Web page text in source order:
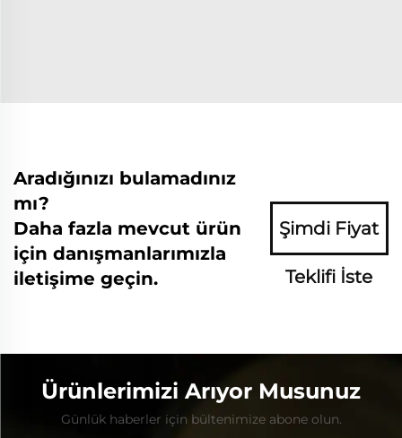
Aradığınızı bulamadınız
mı?
Daha fazla mevcut ürün
için danışmanlarımızla
iletişime geçin.
Şimdi Fiyat
Teklifi İste
Ürünlerimizi Arıyor Musunuz
Günlük haberler için bültenimize abone olun.